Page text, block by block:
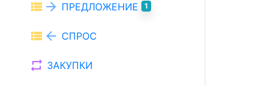
view_list arrow_forward ПРЕДЛОЖЕНИЕ 1
view_list arrow_back СПРОС
repeat ЗАКУПКИ